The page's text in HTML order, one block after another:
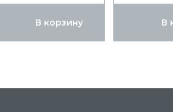
В корзину В